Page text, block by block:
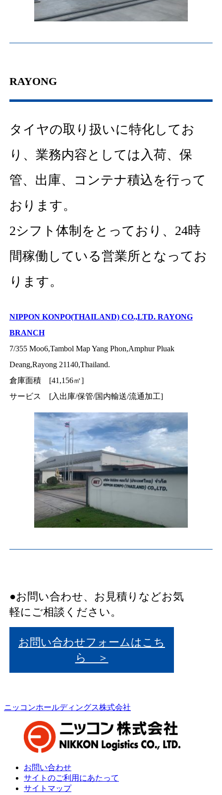
RAYONG
タイヤの取り扱いに特化してお
り、業務内容としては入荷、保
管、出庫、コンテナ積込を行って
おります。
2シフト体制をとっており、24時
間稼働している営業所となってお
ります。
NIPPON KONPO(THAILAND) CO.,LTD. RAYONG
BRANCH
7/355 Moo6,Tambol Map Yang Phon,Amphur Pluak
Deang,Rayong 21140,Thailand.
倉庫面積 [41,156㎡]
サービス [入出庫/保管/国内輸送/流通加工]
●お問い合わせ、お見積りなどお気
軽にご相談ください。
お問い合わせフォームはこち
ら ＞
ニッコンホールディングス株式会社
お問い合わせ
サイトのご利用にあたって
サイトマップ